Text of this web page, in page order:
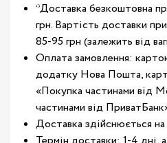
*Доставка безкоштовна
грн. Вартість доставки
85-95 грн (залежить від
Оплата замовлення:
додатку Нова Пошта,
«Покупка частинами від
частинами від
Доставка здійснюється